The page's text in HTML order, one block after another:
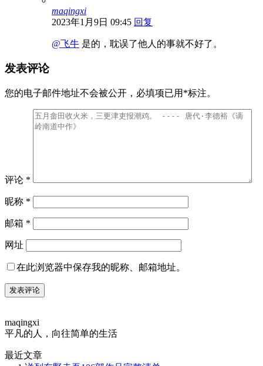
maqingxi
2023年1月9日 09:45 回复
@飞牛 是的，耽误了他人的事就不好了。
发表评论
您的电子邮件地址不会被公开， 必填项已用 *标注。
评论 *
昵称 *
邮箱 *
网址
在此浏览器中保存我的昵称、邮箱地址。
maqingxi
平凡的人，向往简单的生活
最近文章